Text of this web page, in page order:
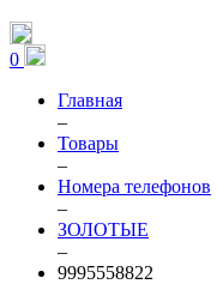
0
Главная
–
Товары
–
Номера телефонов
–
ЗОЛОТЫЕ
–
9995558822